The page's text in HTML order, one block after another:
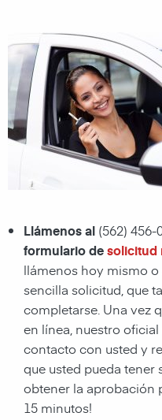
Llámenos al (562) 456-
formulario desolicitud
llámenos hoy mismo
sencilla solicitud, que
completarse. Una vez
en línea, nuestro
contacto con usted y
que usted pueda tener
obtener la aprobación
15 minutos!